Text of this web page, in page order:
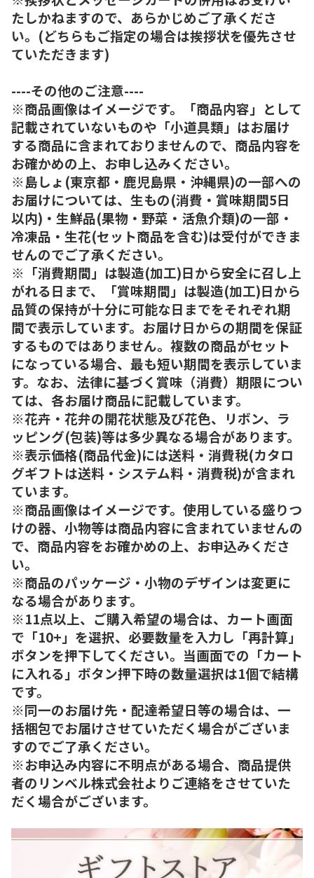
たしかねますので、あらかじめご了承くださ
い。(どちらもご指定の場合は挨拶状を優先させ
ていただきます)
----その他のご注意----
※商品画像はイメージです。「商品内容」として
記載されていないものや「小道具類」はお届け
する商品に含まれておりませんので、商品内容を
お確かめの上、お申し込みください。
※島しょ(東京都・鹿児島県・沖縄県)の一部への
お届けについては、生もの(消費・賞味期間5日
以内)・生鮮品(果物・野菜・活魚介類)の一部・
冷凍品・生花(セット商品を含む)は受付ができま
せんのでご了承ください。
※「消費期間」は製造(加工)日から安全に召し上
がれる日まで、「賞味期間」は製造(加工)日から
品質の保持が十分に可能な日までをそれぞれ期
間で表示しています。お届け日からの期間を保証
するものではありません。複数の商品がセット
になっている場合、最も短い期間を表示していま
す。なお、法律に基づく賞味（消費）期限につい
ては、各お届け商品に記載しています。
※花卉・花弁の開花状態及び花色、リボン、ラ
ッピング(包装)等は多少異なる場合があります。
※表示価格(商品代金)には送料・消費税(カタロ
グギフトは送料・システム料・消費税)が含まれ
ています。
※商品画像はイメージです。使用している盛りつ
けの器、小物等は商品内容に含まれていませんの
で、商品内容をお確かめの上、お申込みくださ
い。
※商品のパッケージ・小物のデザインは変更に
なる場合があります。
※11点以上、ご購入希望の場合は、カート画面
で「10+」を選択、必要数量を入力し「再計算」
ボタンを押下してください。当画面での「カート
に入れる」ボタン押下時の数量選択は1個で結構
です。
※同一のお届け先・配達希望日等の場合は、一
括梱包でお届けさせていただく場合がございま
すのでご了承ください。
※お申込み内容に不明点がある場合、商品提供
者のリンベル株式会社よりご連絡をさせていた
だく場合がございます。